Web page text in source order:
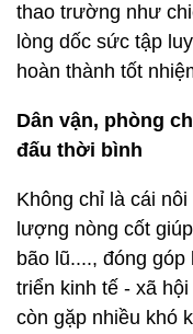
thao trường như
lòng dốc sức tập
hoàn thành tốt
Dân vận, phòng
đấu thời bình
Không chỉ là cái
lượng nòng cốt
bão lũ...., đóng
triển kinh tế - xã
còn gặp nhiều khó